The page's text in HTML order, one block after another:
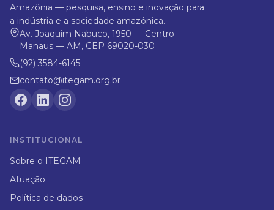
Amazônia — pesquisa, ensino e inovação para
a indústria e a sociedade amazônica.
Av. Joaquim Nabuco, 1950 — Centro
Manaus — AM, CEP 69020-030
(92) 3584-6145
contato@itegam.org.br
INSTITUCIONAL
Sobre o ITEGAM
Atuação
Política de dados